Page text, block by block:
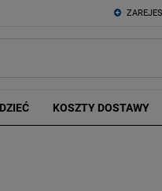
KOSZTY DOSTAWY